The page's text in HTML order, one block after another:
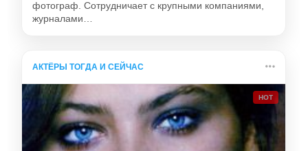
фотограф. Сотрудничает с крупными компаниями,
журналами…
АКТЁРЫ ТОГДА И СЕЙЧАС
HOT